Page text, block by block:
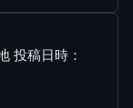
投稿日時：